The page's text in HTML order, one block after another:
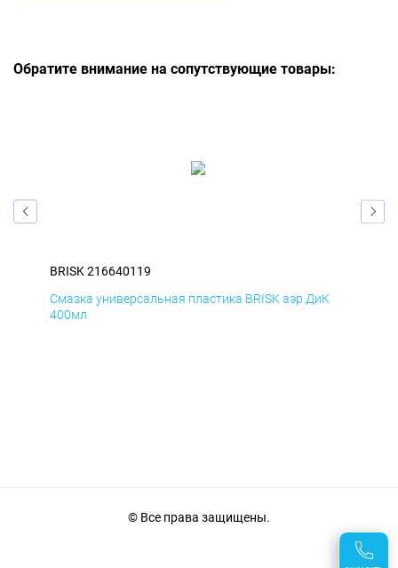
Обратите внимание на сопутствующие товары:
BRISK 216640119
Смазка универсальная пластика BRISK аэр ДиК
400мл
© Все права защищены.